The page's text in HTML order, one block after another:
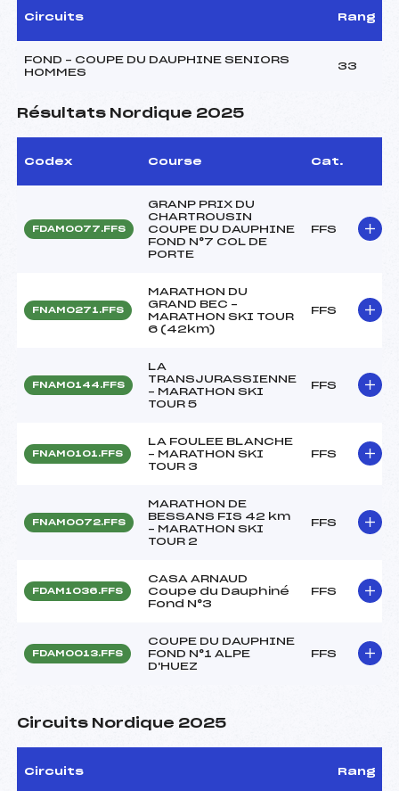
Circuits Rang
FOND – COUPE DU DAUPHINE SENIORS
HOMMES
33
Résultats Nordique 2025
Codex Course Cat.
FDAM0077.FFS
GRANP PRIX DU
CHARTROUSIN
COUPE DU DAUPHINE
FOND N°7 COL DE
PORTE
FFS
FNAM0271.FFS
MARATHON DU
GRAND BEC –
MARATHON SKI TOUR
6 (42km)
FFS
FNAM0144.FFS
LA
TRANSJURASSIENNE
– MARATHON SKI
TOUR 5
FFS
FNAM0101.FFS
LA FOULEE BLANCHE
– MARATHON SKI
TOUR 3
FFS
FNAM0072.FFS
MARATHON DE
BESSANS FIS 42 km
– MARATHON SKI
TOUR 2
FFS
FDAM1036.FFS
CASA ARNAUD
Coupe du Dauphiné
Fond N°3
FFS
FDAM0013.FFS
COUPE DU DAUPHINE
FOND N°1 ALPE
D'HUEZ
FFS
Circuits Nordique 2025
Circuits Rang